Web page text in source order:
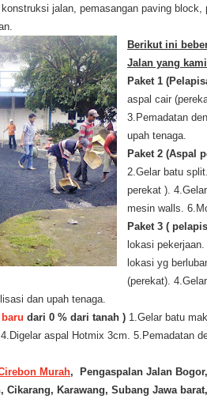
jalan, pemasangan paving
Berikut ini
Jalan yang
Paket 1
aspal cair
3.Pemadatan
upah tenaga.
Paket 2 (Aspal
2.Gelar batu split.
perekat ).
mesin walls.
Paket 3 (
lokasi pekerjaan.
lokasi yg
(perekat).
dan upah tenaga.
dari 0 % dari tanah ) 1.Gelar batu
4.Digelar aspal Hotmix 3cm. 5.Pemadatan
Murah, Pengaspalan Jalan
Cikarang, Karawang, Subang Jawa barat,